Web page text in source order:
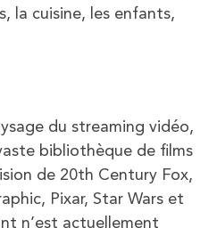
la cuisine, les enfants,
du streaming vidéo,
bibliothèque de films
de 20th Century Fox,
Pixar, Star Wars et
n’est actuellement